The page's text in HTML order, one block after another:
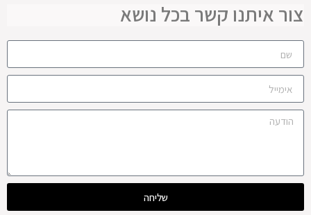
צור איתנו קשר בכל נושא
שליחה